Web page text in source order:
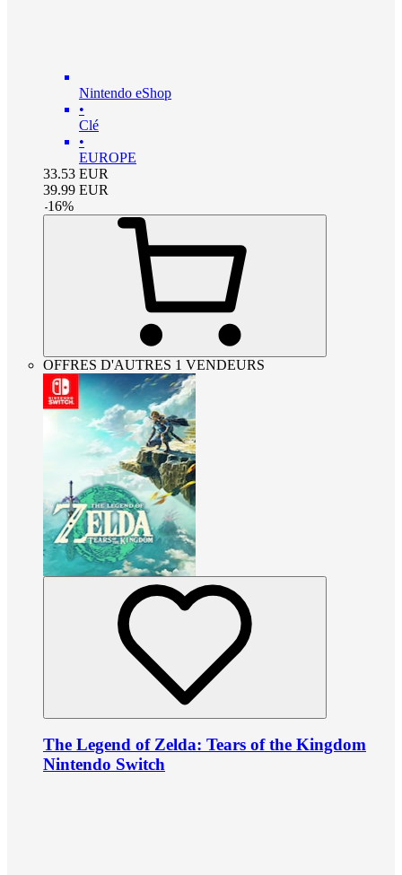
Nintendo eShop
•
Clé
•
EUROPE
33.53 EUR
39.99 EUR
-16%
OFFRES D'AUTRES 1 VENDEURS
The Legend of Zelda: Tears of the Kingdom
Nintendo Switch